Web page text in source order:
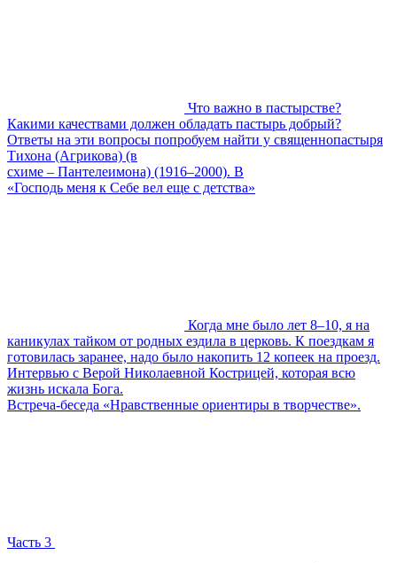
Что важно в пастырстве?
Какими качествами должен обладать пастырь добрый?
Ответы на эти вопросы попробуем найти у священнопастыря
Тихона (Агрикова) (в
схиме – Пантелеимона) (1916–2000). В
«Господь меня к Себе вел еще с детства»
Когда мне было лет 8–10, я на
каникулах тайком от родных ездила в церковь. К поездкам я
готовилась заранее, надо было накопить 12 копеек на проезд.
Интервью с Верой Николаевной Кострицей, которая всю
жизнь искала Бога.
Встреча-беседа «Нравственные ориентиры в творчестве».
Часть 3